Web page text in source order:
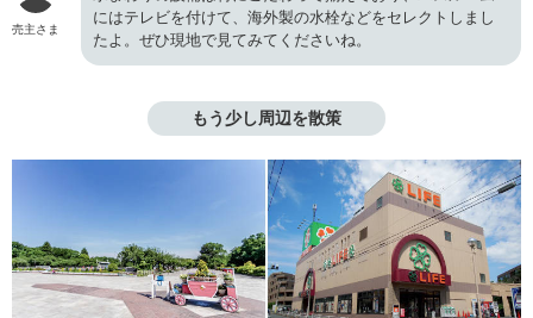
売主さま
にはテレビを付けて、海外製の水栓などをセレクトしまし
たよ。ぜひ現地で見てみてくださいね。
もう少し周辺を散策